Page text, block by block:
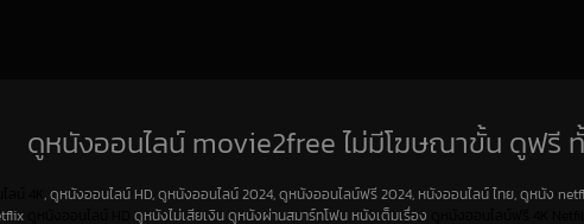
ดูหนังออนไลน์ movie2free ไม่มีโฆษณาขั้น ดูฟรี ทั้
, ดูหนังออนไลน์ HD, ดูหนังออนไลน์ 2024, ดูหนังออนไลน์ฟรี 2024, หนังออนไลน์ ไทย, ดูหนัง
ดูหนังไม่เสียเงิน ดูหนังผ่านสมาร์ทโฟน หนังเต็มเรื่อง